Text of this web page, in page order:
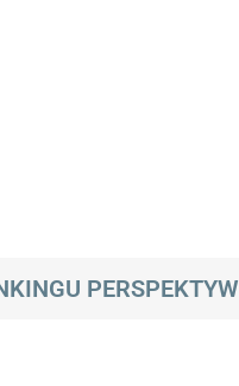
PERSPEKTYW